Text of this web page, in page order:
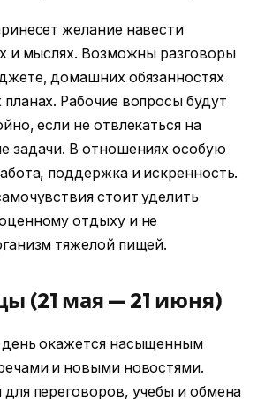
желание навести
и мыслях. Возможны разговоры
домашних обязанностях
Рабочие вопросы будут
если не отвлекаться на
задачи. В отношениях особую
поддержка и искренность.
стоит уделить
отдыху и не
тяжелой пищей.
(21 мая — 21 июня)
окажется насыщенным
и новыми новостями.
переговоров, учебы и обмена